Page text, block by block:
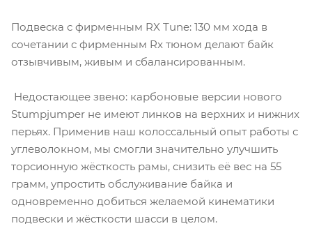
Подвеска с фирменным RX Tune: 130 мм хода в
сочетании с фирменным Rx тюном делают байк
отзывчивым, живым и сбалансированным.
Недостающее звено: карбоновые версии нового
Stumpjumper не имеют линков на верхних и нижних
перьях. Применив наш колоссальный опыт работы с
углеволокном, мы смогли значительно улучшить
торсионную жёсткость рамы, снизить её вес на 55
грамм, упростить обслуживание байка и
одновременно добиться желаемой кинематики
подвески и жёсткости шасси в целом.